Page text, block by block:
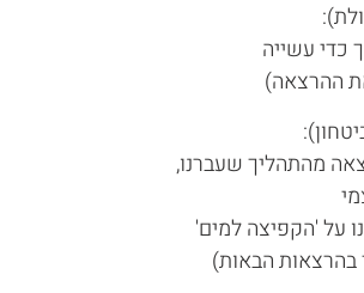
כדי עשייה
ההרצאה)
מהתהליך שעברנו,
על 'הקפיצה למים'
הבאות)